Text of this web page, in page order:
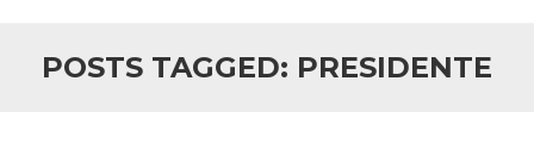
POSTS TAGGED: PRESIDENTE